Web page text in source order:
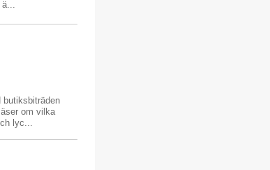
ä...
butiksbiträden
om vilka
lyc...